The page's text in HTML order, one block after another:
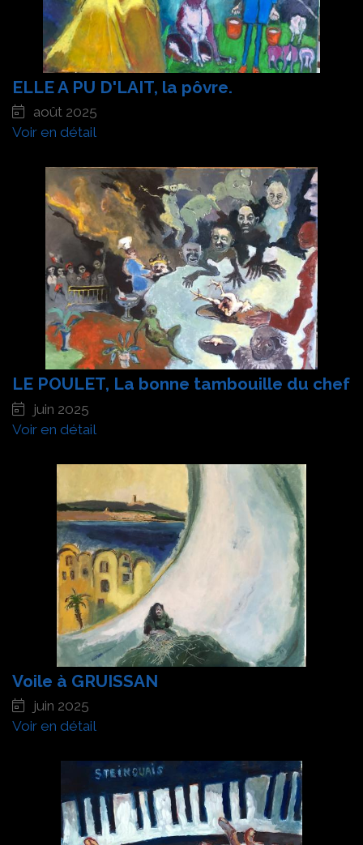
ELLE A PU D'LAIT, la pôvre.
août 2025
Voir en détail
LE POULET, La bonne tambouille du chef
juin 2025
Voir en détail
Voile à GRUISSAN
juin 2025
Voir en détail